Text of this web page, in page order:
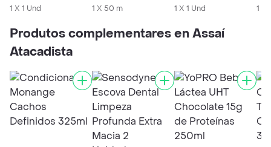
Menta 100m
1 X 1 Und
1 X 50 m
1 X 1 Und
1 X
Produtos complementares en Assaí
Atacadista